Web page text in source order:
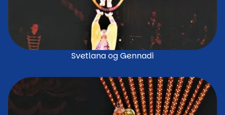
Svetlana og Gennadi